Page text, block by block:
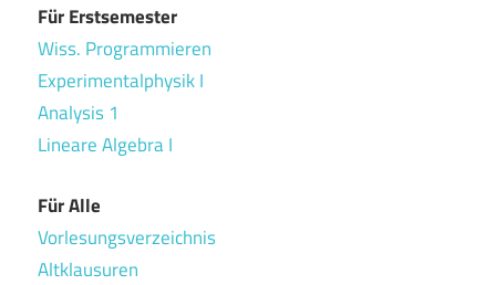
Für Erstsemester
Wiss. Programmieren
Experimentalphysik I
Analysis 1
Lineare Algebra I
Für Alle
Vorlesungsverzeichnis
Altklausuren